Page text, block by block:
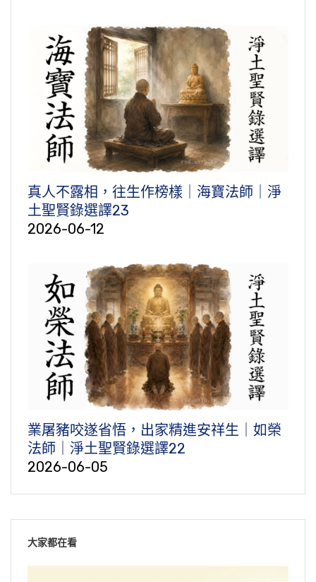
真人不露相，往生作榜樣｜海寶法師｜淨
土聖賢錄選譯23
2026-06-12
業屠豬咬遂省悟，出家精進安祥生｜如榮
法師｜淨土聖賢錄選譯22
2026-06-05
大家都在看